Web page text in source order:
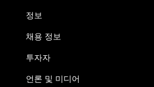
정보
채용 정보
투자자
언론 및 미디어